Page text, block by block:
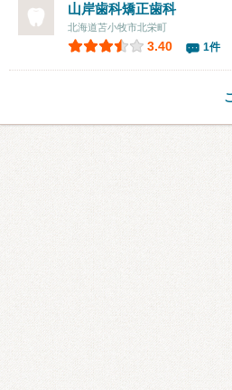
山岸歯科矯正歯科
北海道苫小牧市北栄町
3.40 1件